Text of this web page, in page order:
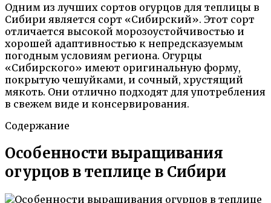
Одним из лучших сортов огурцов для теплицы в
Сибири является сорт «Сибирский». Этот сорт
отличается высокой морозоустойчивостью и
хорошей адаптивностью к непредсказуемым
погодным условиям региона. Огурцы
«Сибирского» имеют оригинальную форму,
покрытую чешуйками, и сочный, хрустящий
мякоть. Они отлично подходят для употребления
в свежем виде и консервирования.
Содержание
Особенности выращивания
огурцов в теплице в Сибири